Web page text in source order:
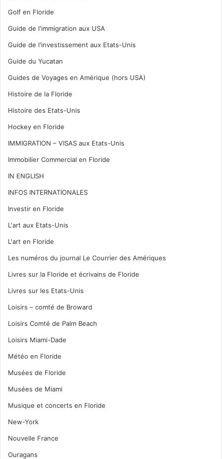
Golf en Floride
Guide de l'immigration aux USA
Guide de l'investissement aux Etats-Unis
Guide du Yucatan
Guides de Voyages en Amérique (hors USA)
Histoire de la Floride
Histoire des Etats-Unis
Hockey en Floride
IMMIGRATION – VISAS aux Etats-Unis
Immobilier Commercial en Floride
IN ENGLISH
INFOS INTERNATIONALES
Investir en Floride
L'art aux Etats-Unis
L'art en Floride
Les numéros du journal Le Courrier des Amériques
Livres sur la Floride et écrivains de Floride
Livres sur les Etats-Unis
Loisirs – comté de Broward
Loisirs Comté de Palm Beach
Loisirs Miami-Dade
Météo en Floride
Musées de Floride
Musées de Miami
Musique et concerts en Floride
New-York
Nouvelle France
Ouragans